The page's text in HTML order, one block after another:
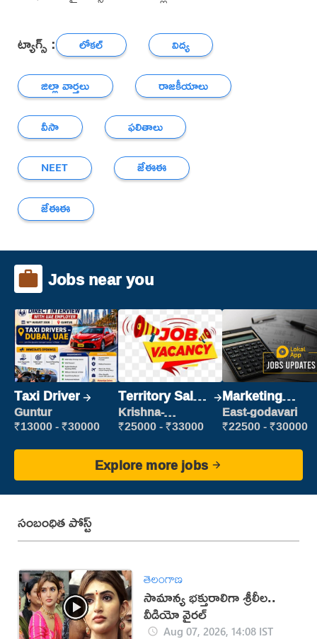
ట్యాగ్స్ : లోకల్
విద్య
జిల్లా వార్తలు
రాజకీయాలు
వీసా
ఫలితాలు
NEET
జేఈఈ
జేఈఈ
Jobs near you
Taxi Driver
Guntur
₹13000 - ₹30000
Territory Sales
Manager
Krishna-
vijayawada
₹25000 - ₹33000
Marketing
Executive
East-godavari
₹22500 - ₹30000
Explore more jobs
సంబంధిత పోస్ట్
తెలంగాణ
సామాన్య భక్తురాలిగా శ్రీలీల..
వీడియో వైరల్
Aug 07, 2026, 14:08 IST